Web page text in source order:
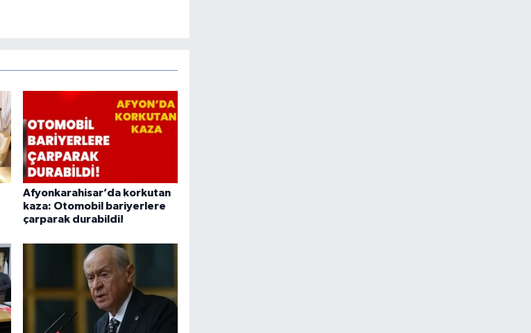
Afyonkarahisar’da korkutan
kaza: Otomobil bariyerlere
çarparak durabildi!